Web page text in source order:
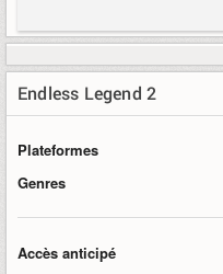
Endless Legend 2
Plateformes
Genres
Accès anticipé